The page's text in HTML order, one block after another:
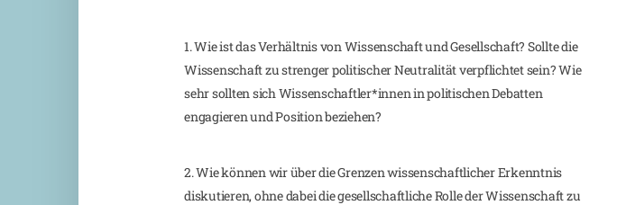
1. Wie ist das Verhältnis von Wissenschaft und Gesellschaft? Sollte die
Wissenschaft zu strenger politischer Neutralität verpflichtet sein? Wie
sehr sollten sich Wissenschaftler*innen in politischen Debatten
engagieren und Position beziehen?
2. Wie können wir über die Grenzen wissenschaftlicher Erkenntnis
diskutieren, ohne dabei die gesellschaftliche Rolle der Wissenschaft zu